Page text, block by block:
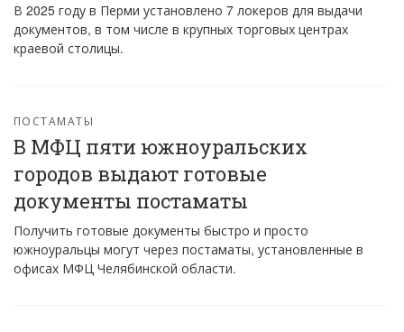
В 2025 году в Перми установлено 7 локеров для выдачи
документов, в том числе в крупных торговых центрах
краевой столицы.
ПОСТАМАТЫ
В МФЦ пяти южноуральских
городов выдают готовые
документы постаматы
Получить готовые документы быстро и просто
южноуральцы могут через постаматы, установленные в
офисах МФЦ Челябинской области.